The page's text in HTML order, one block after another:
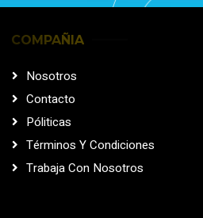
COMPAÑIA
Nosotros
Contacto
Póliticas
Términos Y Condiciones
Trabaja Con Nosotros